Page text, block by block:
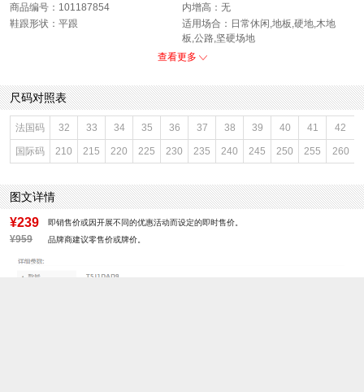
商品编号：101187854
内增高：无
鞋跟形状：平跟
适用场合：日常休闲,地板,硬地,木地
板,公路,坚硬场地
渠道划分：线下同步
唯品会热搜词：新款
靴筒内里材质：头层猪皮革
色系：白色
鞋类流行款式：马丁靴
流行元素：车缝线,纯色
靴筒筒面材质：牛皮革
参考标准尺码：36码
前掌高度：2CM
款式季节：春季
鞋头款式：圆头
鞋面材质：牛皮革
鞋面图案：纯色
参考鞋长(女)：24.5CM
制鞋工艺：胶贴皮鞋
跟高数值：2.5CM
性别：女子
里料材质：猪皮革
查看更多
尺码对照表
法国码 32 33 34 35 36 37 38 39 40 41 42
国际码 210 215 220 225 230 235 240 245 250 255 260
图文详情
¥239 即销售价或因开展不同的优惠活动而设定的即时售价。
¥959 品牌商建议零售价或牌价。